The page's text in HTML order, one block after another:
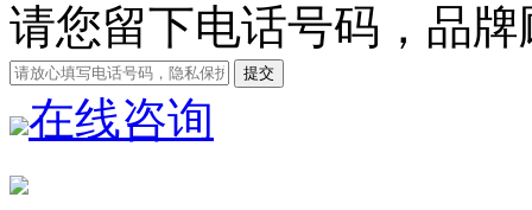
请您留下电话号码，品
在线咨询